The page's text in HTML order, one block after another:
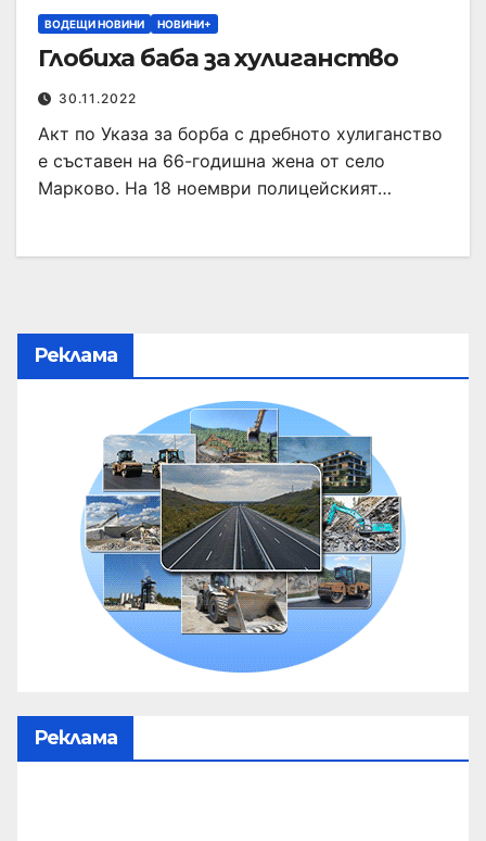
ВОДЕЩИ НОВИНИ НОВИНИ+
Глобиха баба за хулиганство
30.11.2022
Акт по Указа за борба с дребното хулиганство
е съставен на 66-годишна жена от село
Марково. На 18 ноември полицейският…
Реклама
Реклама